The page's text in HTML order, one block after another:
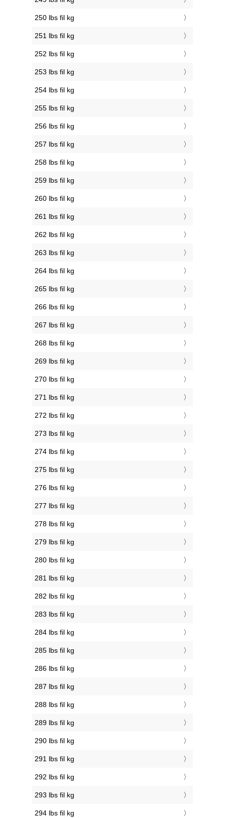
250 lbs fil kg
251 lbs fil kg
252 lbs fil kg
253 lbs fil kg
254 lbs fil kg
255 lbs fil kg
256 lbs fil kg
257 lbs fil kg
258 lbs fil kg
259 lbs fil kg
260 lbs fil kg
261 lbs fil kg
262 lbs fil kg
263 lbs fil kg
264 lbs fil kg
265 lbs fil kg
266 lbs fil kg
267 lbs fil kg
268 lbs fil kg
269 lbs fil kg
270 lbs fil kg
271 lbs fil kg
272 lbs fil kg
273 lbs fil kg
274 lbs fil kg
275 lbs fil kg
276 lbs fil kg
277 lbs fil kg
278 lbs fil kg
279 lbs fil kg
280 lbs fil kg
281 lbs fil kg
282 lbs fil kg
283 lbs fil kg
284 lbs fil kg
285 lbs fil kg
286 lbs fil kg
287 lbs fil kg
288 lbs fil kg
289 lbs fil kg
290 lbs fil kg
291 lbs fil kg
292 lbs fil kg
293 lbs fil kg
294 lbs fil kg